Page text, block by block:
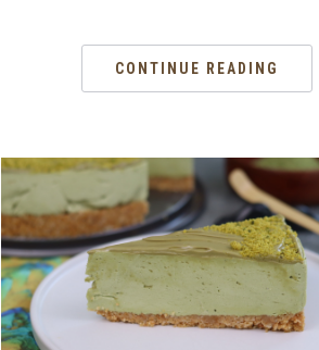
CONTINUE READING